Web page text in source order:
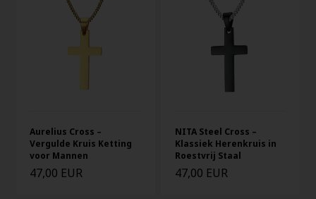
Aurelius Cross –
Vergulde Kruis Ketting
voor Mannen
47,00 EUR
NITA Steel Cross –
Klassiek Herenkruis in
Roestvrij Staal
47,00 EUR